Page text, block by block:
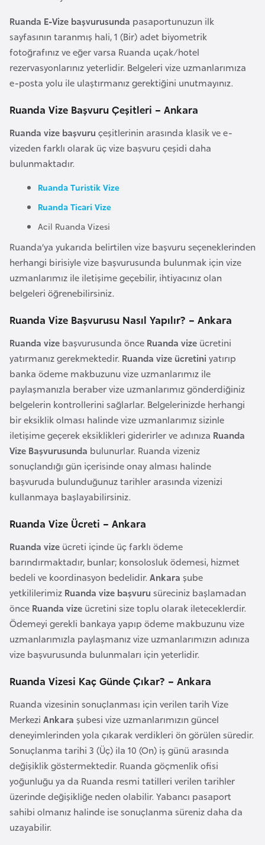
Ruanda E-Vize başvurusunda pasaportunuzun ilk
sayfasının taranmış hali, 1 (Bir) adet biyometrik
fotoğrafınız ve eğer varsa Ruanda uçak/hotel
rezervasyonlarınız yeterlidir. Belgeleri vize uzmanlarımıza
e-posta yolu ile ulaştırmanız gerektiğini unutmayınız.
Ruanda Vize Başvuru Çeşitleri – Ankara
Ruanda vize başvuru çeşitlerinin arasında klasik ve e-
vizeden farklı olarak üç vize başvuru çeşidi daha
bulunmaktadır.
Ruanda Turistik Vize
Ruanda Ticari Vize
Acil Ruanda Vizesi
Ruanda’ya yukarıda belirtilen vize başvuru seçeneklerinden
herhangi birisiyle vize başvurusunda bulunmak için vize
uzmanlarımız ile iletişime geçebilir, ihtiyacınız olan
belgeleri öğrenebilirsiniz.
Ruanda Vize Başvurusu Nasıl Yapılır? – Ankara
Ruanda vize başvurusunda önce Ruanda vize ücretini
yatırmanız gerekmektedir. Ruanda vize ücretini yatırıp
banka ödeme makbuzunu vize uzmanlarımız ile
paylaşmanızla beraber vize uzmanlarımız gönderdiğiniz
belgelerin kontrollerini sağlarlar. Belgelerinizde herhangi
bir eksiklik olması halinde vize uzmanlarımız sizinle
iletişime geçerek eksiklikleri giderirler ve adınıza Ruanda
Vize Başvurusunda bulunurlar. Ruanda vizeniz
sonuçlandığı gün içerisinde onay alması halinde
başvuruda bulunduğunuz tarihler arasında vizenizi
kullanmaya başlayabilirsiniz.
Ruanda Vize Ücreti – Ankara
Ruanda vize ücreti içinde üç farklı ödeme
barındırmaktadır, bunlar; konsolosluk ödemesi, hizmet
bedeli ve koordinasyon bedelidir. Ankara şube
yetkililerimiz Ruanda vize başvuru süreciniz başlamadan
önce Ruanda vize ücretini size toplu olarak ileteceklerdir.
Ödemeyi gerekli bankaya yapıp ödeme makbuzunu vize
uzmanlarımızla paylaşmanız vize uzmanlarımızın adınıza
vize başvurusunda bulunmaları için yeterlidir.
Ruanda Vizesi Kaç Günde Çıkar? – Ankara
Ruanda vizesinin sonuçlanması için verilen tarih Vize
Merkezi Ankara şubesi vize uzmanlarımızın güncel
deneyimlerinden yola çıkarak verdikleri ön görülen süredir.
Sonuçlanma tarihi 3 (Üç) ila 10 (On) iş günü arasında
değişiklik göstermektedir. Ruanda göçmenlik ofisi
yoğunluğu ya da Ruanda resmi tatilleri verilen tarihler
üzerinde değişikliğe neden olabilir. Yabancı pasaport
sahibi olmanız halinde ise sonuçlanma süreniz daha da
uzayabilir.
a
s
o
Ç
a
Ç
e
m
h
u
r
i
e
t
i
C
e
z
a
y
i
r
b
u
t
i
Ç
i
n
a
n
i
m
a
r
k
a